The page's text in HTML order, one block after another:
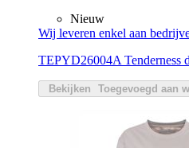
Nieuw
Wij leveren enkel aan
TEPYD26004A Tenderness
Bekijken Toegevoegd aan